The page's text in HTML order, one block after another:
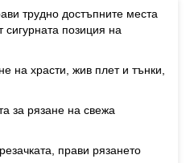
трудно достъпните места
сигурната позиция на
на храсти, жив плет и тънки,
за рязане на свежа
прави рязането